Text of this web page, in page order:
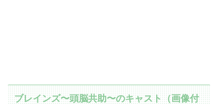
ブレインズ〜頭脳共助〜のキャスト（画像付